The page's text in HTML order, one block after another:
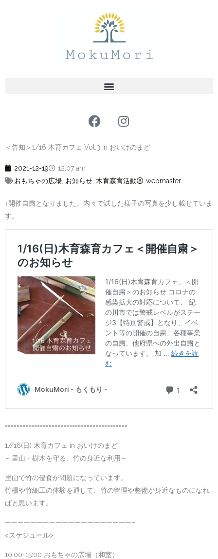
F
a
e
o
o
k
I
n
t
g
r
a
m
＜告知＞1/16 木育カフェ Vol.3 in おいけのまど
2021-12-19
12:07 am
おもちゃの広場 お知らせ 木育森育活動 webmaster
↓開催自粛となりました。内々で試した様子の写真を少し載せていま
す。
==========================================
1//16(日) 木育カフェ in おいけのまど
～里山・樹木を守る、竹の身近な利用～
里山で竹の侵食が問題になっています。
竹柵や竹細工の体験を通して、竹の管理や整備が身近なものになれ
ばと思います。
————————————————————–
<スケジュール>
10:00-15:00 おもちゃの広場（和室）